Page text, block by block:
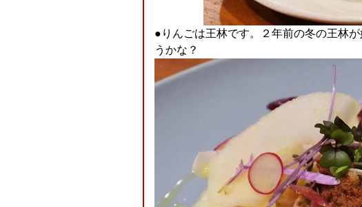
●りんごは王林です。２年前の冬の王林
うかな？